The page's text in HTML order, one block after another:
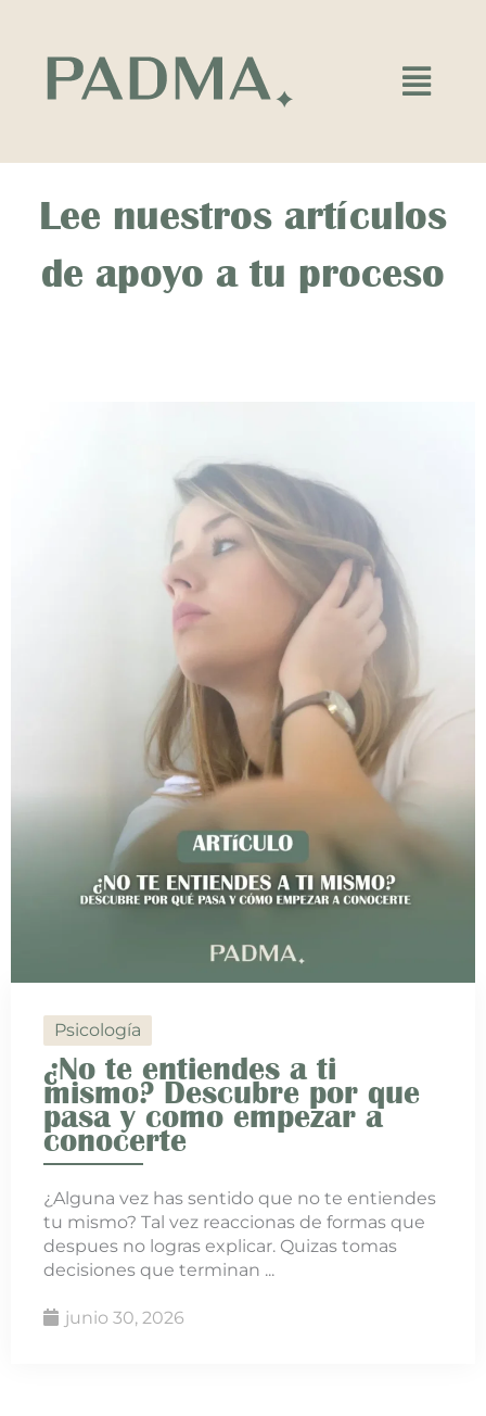
contenido
Main
Menu
Lee nuestros artículos
de apoyo a tu proceso
Psicología
¿No te entiendes a ti
mismo? Descubre por que
pasa y como empezar a
conocerte
¿Alguna vez has sentido que no te entiendes
tu mismo? Tal vez reaccionas de formas que
despues no logras explicar. Quizas tomas
decisiones que terminan ...
junio 30, 2026